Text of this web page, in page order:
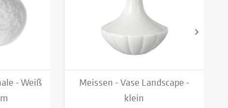
- Weiß
Meissen - Vase Landscape -
klein